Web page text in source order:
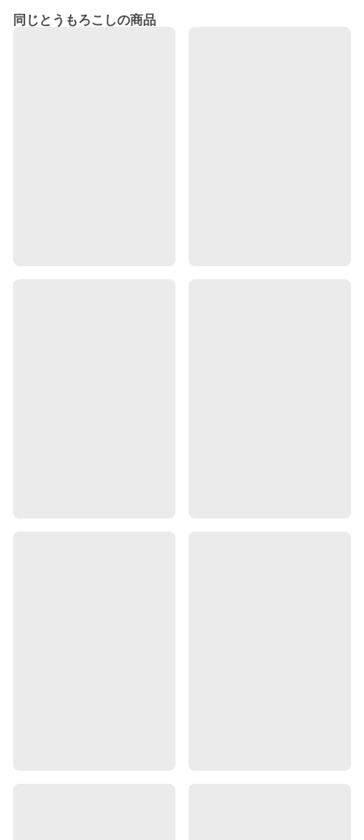
同じとうもろこしの商品